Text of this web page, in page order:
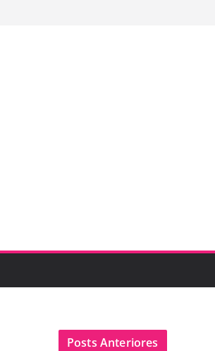
Posts Anteriores